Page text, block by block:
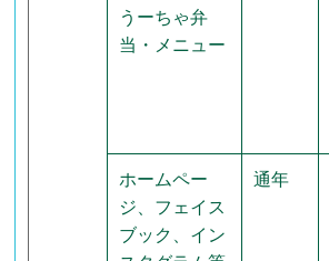
うーちゃ弁
当・メニュー
ホームペー
ジ、フェイス
ブック、イン
通年